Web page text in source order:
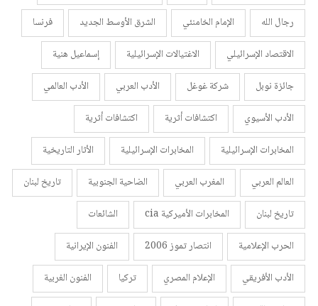
رجال الله
الإمام الخامنئي الشرق الأوسط الجديد
فرنسا
الاقتصاد الإسرائيلي
الاغتيالات الإسرائيلية
إسماعيل هنية
جائزة نوبل
شركة غوغل الأدب العربي
الأدب العالمي
الأدب الأسيوي
اكتشافات أثرية
اكتشافات أثرية
المخابرات الإسرائيلية
المخابرات الإسرائيلية
الأثار التاريخية
العالم العربي
المغرب العربي الضاحية الجنوبية
تاريخ لبنان
تاريخ لبنان
المخابرات الأميركية cia
الشائعات
الحرب الإعلامية
انتصار تموز 2006
الفنون الإيرانية
الأدب الأفريقي
الإعلام المصري تركيا
الفنون الغربية